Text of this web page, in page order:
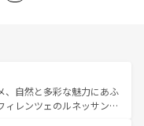
、自然と多彩な魅力にあふ
ィレンツェのルネッサンス